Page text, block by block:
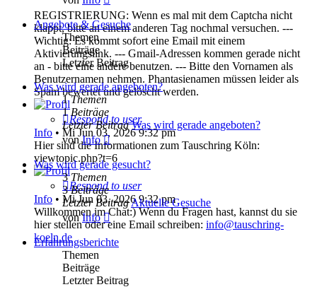
REGISTRIERUNG: Wenn es mal mit dem Captcha nicht
klappt, bitte an einem anderen Tag nochmal versuchen. ---
Wichtig: Es kommt sofort eine Email mit einem
Aktivierungslink. --- Gmail-Adressen kommen gerade nicht
an - bitte eine andere benutzen. --- Bitte den Vornamen als
Benutzernamen nehmen. Phantasienamen müssen leider als
Spam bewertet und gelöscht werden.
Respond to user
Info • Mi Jun 03, 2026 9:32 pm
Hier sind die Informationen zum Tauschring Köln:
viewtopic.php?t=6
Respond to user
Info • Mi Jun 03, 2026 9:32 pm
Willkommen im Chat:) Wenn du Fragen hast, kannst du sie
hier stellen oder eine Email schreiben: info@tauschring-
koeln.de
Beitrag
Angebote & Gesuche
Themen
Beiträge
Letzter Beitrag
Was wird gerade angeboten?
1Themen
1Beiträge
Letzter Beitrag Was wird gerade angeboten?
vonInfo
Neuester
Beitrag
Was wird gerade gesucht?
3Themen
3Beiträge
Letzter BeitragAktuelle Gesuche
vonInfo
Neuester
Beitrag
Erfahrungsberichte
Themen
Beiträge
Letzter Beitrag